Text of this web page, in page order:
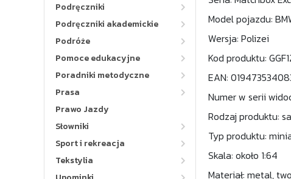
Podręczniki
Podręczniki akademickie
Podróże
Pomoce edukacyjne
Poradniki metodyczne
Prasa
Prawo Jazdy
Słowniki
Sport i rekreacja
Tekstylia
Model pojazdu:
Wersja: Polizei
Kod produktu:
EAN:
Numer w serii
Rodzaj produktu:
Typ produktu:
Skala: około 1:64
Materiał: metal,